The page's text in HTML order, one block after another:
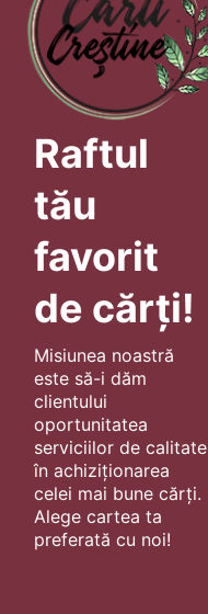
Raftul
tău
favorit
de cărți!
Misiunea noastră
este să-i dăm
clientului
oportunitatea
serviciilor de calitate
în achiziționarea
celei mai bune cărți.
Alege cartea ta
preferată cu noi!